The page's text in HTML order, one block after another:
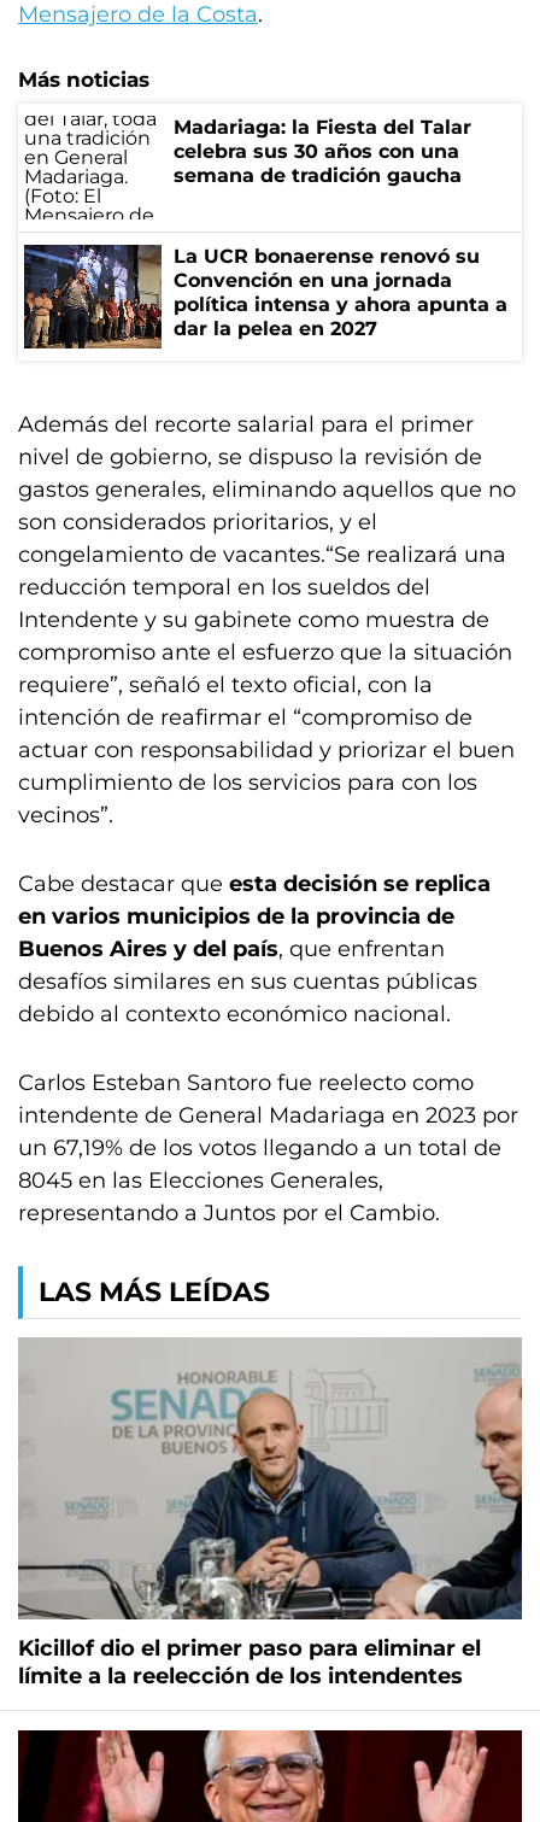
Mensajero de la Costa.
Más noticias
Madariaga: la Fiesta del Talar
celebra sus 30 años con una
semana de tradición gaucha
La UCR bonaerense renovó su
Convención en una jornada
política intensa y ahora apunta a
dar la pelea en 2027
Además del recorte salarial para el primer
nivel de gobierno, se dispuso la revisión de
gastos generales, eliminando aquellos que no
son considerados prioritarios, y el
congelamiento de vacantes.“Se realizará una
reducción temporal en los sueldos del
Intendente y su gabinete como muestra de
compromiso ante el esfuerzo que la situación
requiere”, señaló el texto oficial, con la
intención de reafirmar el “compromiso de
actuar con responsabilidad y priorizar el buen
cumplimiento de los servicios para con los
vecinos”.
Cabe destacar que esta decisión se replica
en varios municipios de la provincia de
Buenos Aires y del país, que enfrentan
desafíos similares en sus cuentas públicas
debido al contexto económico nacional.
Carlos Esteban Santoro fue reelecto como
intendente de General Madariaga en 2023 por
un 67,19% de los votos llegando a un total de
8045 en las Elecciones Generales,
representando a Juntos por el Cambio.
LAS MÁS LEÍDAS
Kicillof dio el primer paso para eliminar el
límite a la reelección de los intendentes